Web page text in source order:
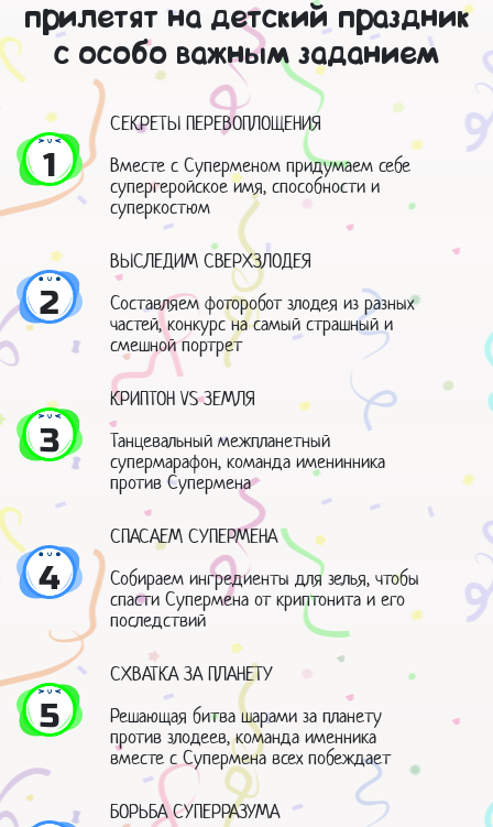
прилетят на детский праздник
с особо важным заданием
1
СЕКРЕТЫ ПЕРЕВОПЛОЩЕНИЯ
Вместе с Суперменом придумаем себе
супергеройское имя, способности и
суперкостюм
2
ВЫСЛЕДИМ СВЕРХЗЛОДЕЯ
Составляем фоторобот злодея из разных
частей, конкурс на самый страшный и
смешной портрет
3
КРИПТОН VS ЗЕМЛЯ
Танцевальный межпланетный
супермарафон, команда именинника
против Супермена
4
СПАСАЕМ СУПЕРМЕНА
Собираем ингредиенты для зелья, чтобы
спасти Супермена от криптонита и его
последствий
5
СХВАТКА ЗА ПЛАНЕТУ
Решающая битва шарами за планету
против злодеев, команда именника
вместе с Супермена всех побеждает
БОРЬБА СУПЕРРАЗУМА